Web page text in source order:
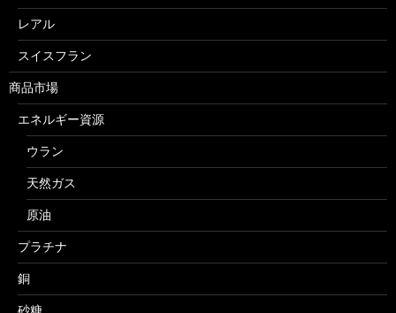
レアル
スイスフラン
商品市場
エネルギー資源
ウラン
天然ガス
原油
プラチナ
銅
砂糖